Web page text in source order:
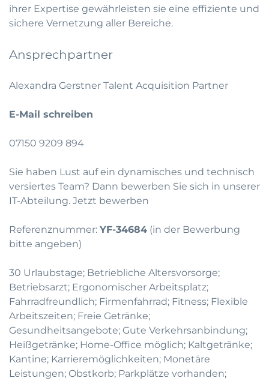
ihrer Expertise gewährleisten sie eine effiziente und
sichere Vernetzung aller Bereiche.
Ansprechpartner
Alexandra Gerstner Talent Acquisition Partner
E-Mail schreiben
07150 9209 894
Sie haben Lust auf ein dynamisches und technisch
versiertes Team? Dann bewerben Sie sich in unserer
IT-Abteilung. Jetzt bewerben
Referenznummer: YF-34684 (in der Bewerbung
bitte angeben)
30 Urlaubstage; Betriebliche Altersvorsorge;
Betriebsarzt; Ergonomischer Arbeitsplatz;
Fahrradfreundlich; Firmenfahrrad; Fitness; Flexible
Arbeitszeiten; Freie Getränke;
Gesundheitsangebote; Gute Verkehrsanbindung;
Heißgetränke; Home-Office möglich; Kaltgetränke;
Kantine; Karrieremöglichkeiten; Monetäre
Leistungen; Obstkorb; Parkplätze vorhanden;